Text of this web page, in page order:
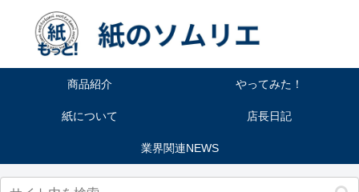
商品紹介 やってみた！
紙について 店長日記
業界関連NEWS